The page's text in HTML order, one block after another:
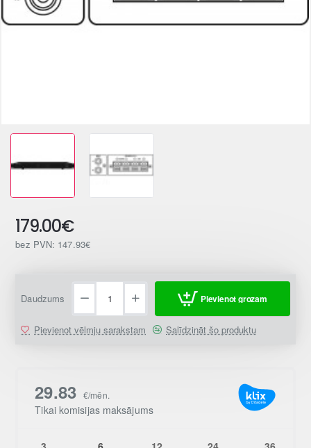
179.00€
bez PVN: 147.93€
Daudzums Pievienot grozam
Pievienot vēlmju sarakstam Salīdzināt šo produktu